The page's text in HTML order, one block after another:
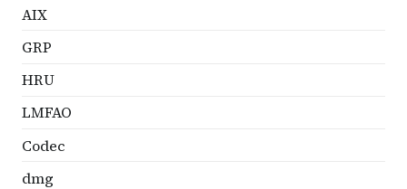
AIX
GRP
HRU
LMFAO
Codec
dmg